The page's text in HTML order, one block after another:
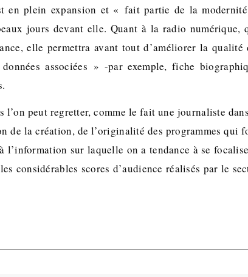
en plein expansion et « fait partie de la
jours devant elle. Quant à la radio numérique,
elle permettra avant tout d’améliorer la
associées » -par exemple, fiche
l’on peut regretter, comme le fait une journaliste
de la création, de l’originalité des programmes qui
l’information sur laquelle on a tendance à se
considérables scores d’audience réalisés par le